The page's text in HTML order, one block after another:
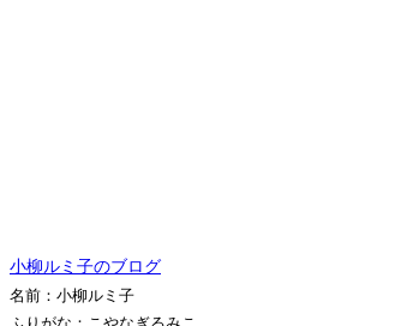
小柳ルミ子のブログ
名前：小柳ルミ子